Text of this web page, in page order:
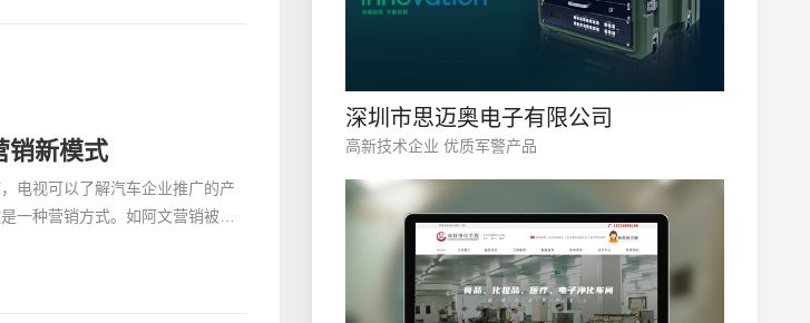
销新模式
电视可以了解汽车企业推广的产
一种营销方式。如阿文营销被看
深圳市思迈奥电子有限公司
高新技术企业 优质军警产品
微信号